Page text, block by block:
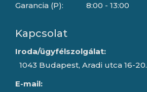
Garancia (P):
8:00 - 13:00
Kapcsolat
Iroda/ügyfélszolgálat:
1043 Budapest, Aradi utca 16-20.
E-mail: